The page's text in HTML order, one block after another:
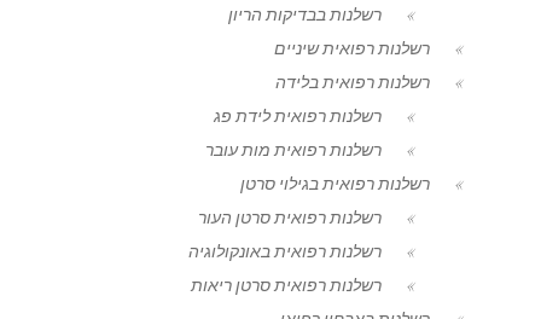
רשלנות בבדיקות הריון
רשלנות רפואית שיניים
רשלנות רפואית בלידה
רשלנות רפואית לידת פג
רשלנות רפואית מות עובר
רשלנות רפואית בגילוי סרטן
רשלנות רפואית סרטן העור
רשלנות רפואית באונקולוגיה
רשלנות רפואית סרטן ריאות